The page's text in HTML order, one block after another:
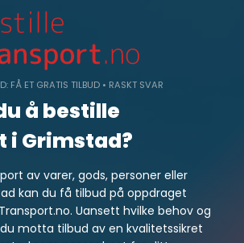
FÅ ET GRATIS TILBUD • RASKT SVAR
å bestille
i Grimstad?
av varer, gods, personer eller
kan du få tilbud på oppdraget
Uansett hvilke behov og
motta tilbud av en kvalitetssikret